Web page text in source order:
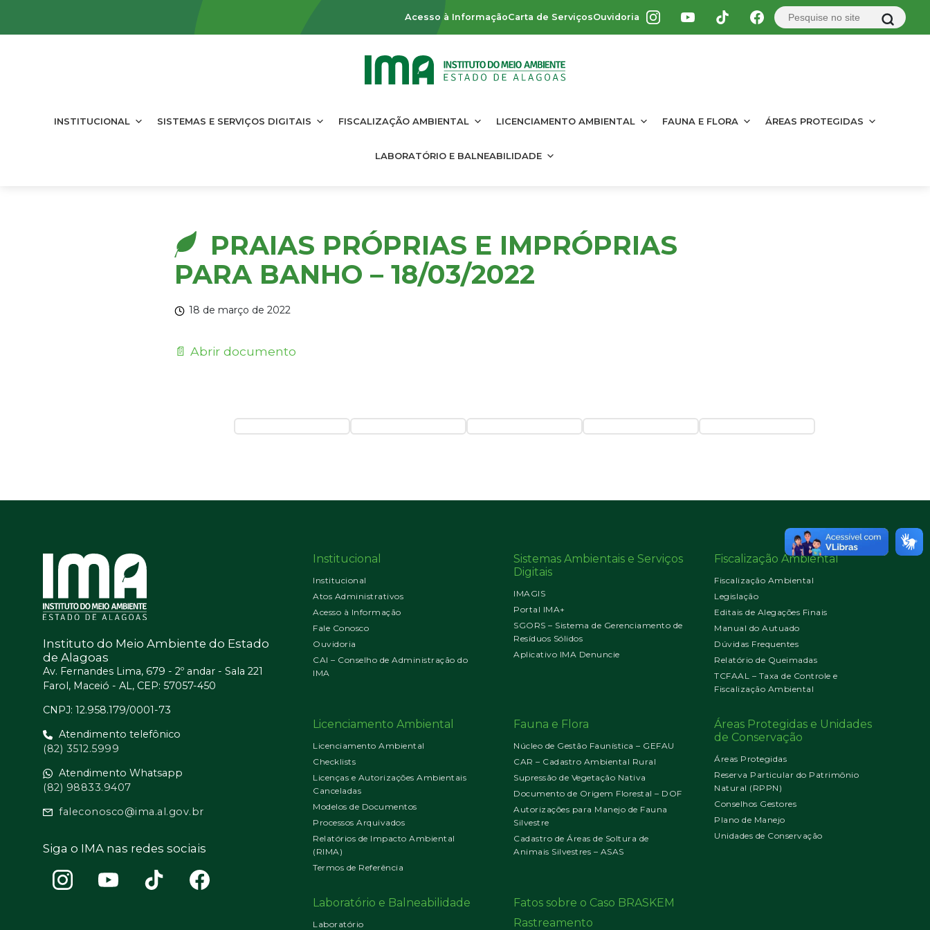
Acesso à InformaçãoCarta de ServiçosOuvidoria
INSTITUCIONAL SISTEMAS E SERVIÇOS DIGITAIS FISCALIZAÇÃO AMBIENTAL LICENCIAMENTO AMBIENTAL FAUNA E FLORA ÁREAS PROTEGIDAS
LABORATÓRIO E BALNEABILIDADE
PRAIAS PRÓPRIAS E IMPRÓPRIAS
PARA BANHO – 18/03/2022
18 de março de 2022
📄 Abrir documento
Instituto do Meio Ambiente do Estado
de Alagoas
Av. Fernandes Lima, 679 - 2º andar - Sala 221
Farol, Maceió - AL, CEP: 57057-450
CNPJ: 12.958.179/0001-73
Atendimento telefônico
(82) 3512.5999
Atendimento Whatsapp
(82) 98833.9407
faleconosco@ima.al.gov.br
Siga o IMA nas redes sociais
Institucional
Institucional
Atos Administrativos
Acesso à Informação
Fale Conosco
Ouvidoria
CAI – Conselho de Administração do
IMA
Sistemas Ambientais e Serviços
Digitais
IMAGIS
Portal IMA+
SGORS – Sistema de Gerenciamento de
Resíduos Sólidos
Aplicativo IMA Denuncie
Fiscalização Ambiental
Fiscalização Ambiental
Legislação
Editais de Alegações Finais
Manual do Autuado
Dúvidas Frequentes
Relatório de Queimadas
TCFAAL – Taxa de Controle e
Fiscalização Ambiental
Licenciamento Ambiental
Licenciamento Ambiental
Checklists
Licenças e Autorizações Ambientais
Canceladas
Modelos de Documentos
Processos Arquivados
Relatórios de Impacto Ambiental
(RIMA)
Termos de Referência
Fauna e Flora
Núcleo de Gestão Faunística – GEFAU
CAR – Cadastro Ambiental Rural
Supressão de Vegetação Nativa
Documento de Origem Florestal – DOF
Autorizações para Manejo de Fauna
Silvestre
Cadastro de Áreas de Soltura de
Animais Silvestres – ASAS
Áreas Protegidas e Unidades
de Conservação
Áreas Protegidas
Reserva Particular do Patrimônio
Natural (RPPN)
Conselhos Gestores
Plano de Manejo
Unidades de Conservação
Laboratório e Balneabilidade
Laboratório
Fatos sobre o Caso BRASKEM
Rastreamento